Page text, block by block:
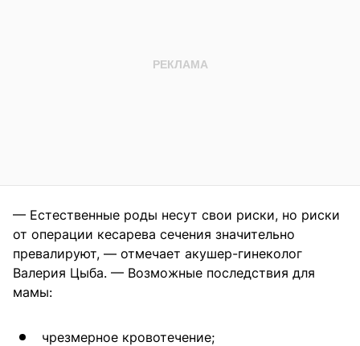
— Естественные роды несут свои риски, но риски
от операции кесарева сечения значительно
превалируют, — отмечает акушер-гинеколог
Валерия Цыба. — Возможные последствия для
мамы:
чрезмерное кровотечение;